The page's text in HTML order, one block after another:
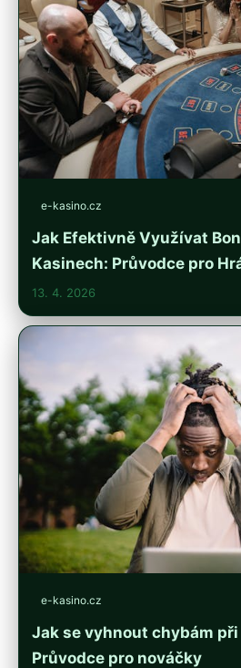
e-kasino.cz
Jak Efektivně Využívat
Kasinech: Průvodce pro
13. 4. 2026
e-kasino.cz
Jak se vyhnout chybám
Průvodce pro nováčky